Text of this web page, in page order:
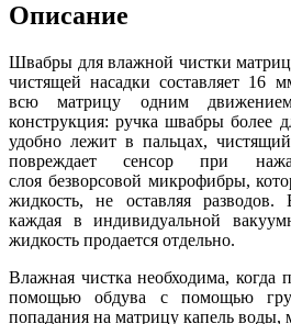
Описание
Швабры для влажной чистки
чистящей насадки составляет 16
всю матрицу одним движением.
конструкция: ручка швабры более
удобно лежит в пальцах,
повреждает сенсор при
слоя безворсовой микрофибры,
жидкость, не оставляя
каждая в индивидуальной
жидкость продается отдельно.
Влажная чистка необходима, когда
помощью обдува с помощью
попадания на матрицу капель воды,